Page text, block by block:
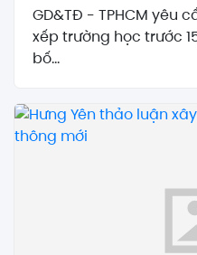
GD&TĐ - TPHCM yêu
xếp trường học trước
bố...